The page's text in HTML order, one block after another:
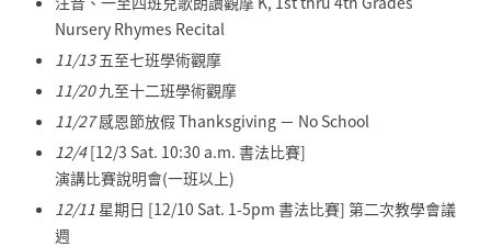
Nursery Rhymes Recital
11/13五至七班學術觀摩
11/20九至十二班學術觀摩
11/27感恩節放假 Thanksgiving － No School
12/4[12/3 Sat. 10:30 a.m. 書法比賽]
演講比賽說明會(一班以上)
12/11 星期日 [12/10 Sat. 1-5pm 書法比賽] 第二次教學會議
週